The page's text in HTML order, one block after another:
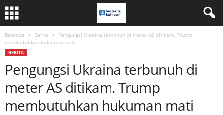
Beranda Berita
Pengungsi Ukraina terbunuh di meter AS ditikam. Trump
membutuhkan hukuman mati
BERITA
Pengungsi Ukraina terbunuh di
meter AS ditikam. Trump
membutuhkan hukuman mati